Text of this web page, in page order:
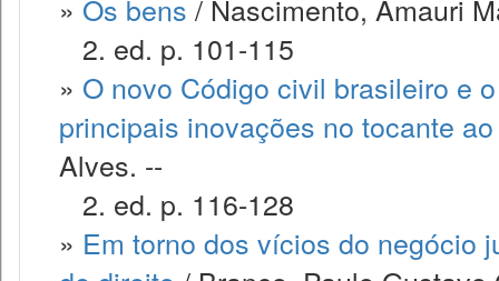
» Os bens / Nascimento, Amauri
2. ed. p. 101-115
» O novo Código civil brasileiro e
principais inovações no tocante
Alves. --
2. ed. p. 116-128
» Em torno dos vícios do negócio